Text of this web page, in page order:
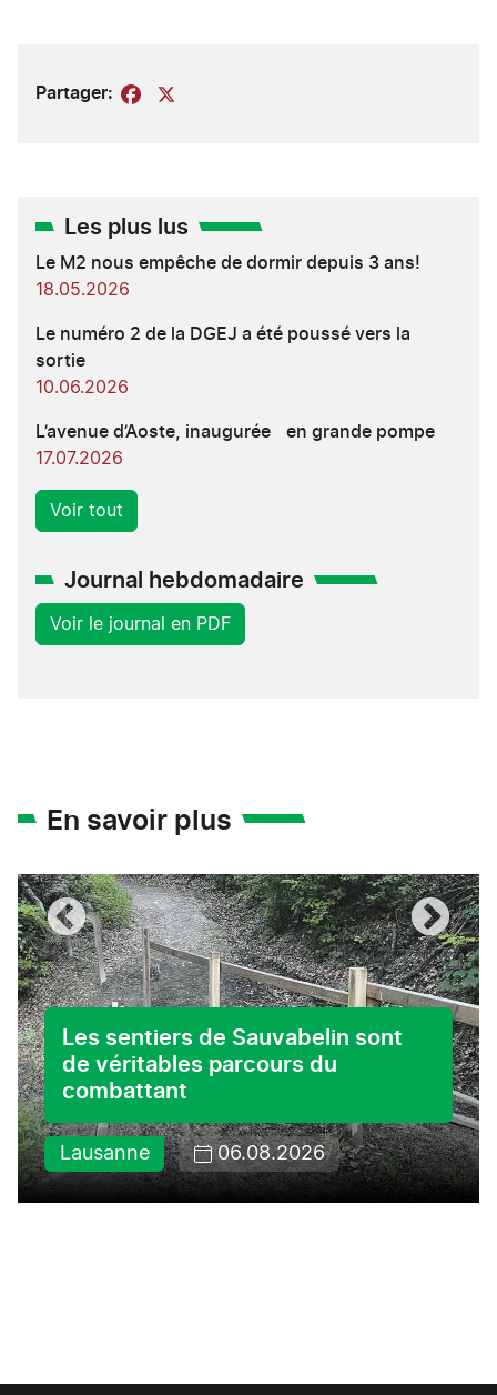
Partager: Facebook
Les plus lus
Le M2 nous empêche de dormir depuis 3 ans!
18.05.2026
Le numéro 2 de la DGEJ a été poussé vers la
sortie
10.06.2026
L’avenue d’Aoste, inaugurée en grande pompe
17.07.2026
Voir tout
Journal hebdomadaire
Voir le journal en PDF
En savoir plus
Les sentiers de Sauvabelin sont
de véritables parcours du
combattant
Lausanne 06.08.2026